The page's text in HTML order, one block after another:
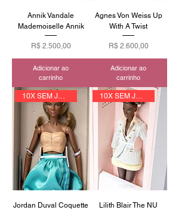
Annik Vandale
Mademoiselle Annik
Preço
R$ 2.500,00
Adicionar ao
carrinho
Agnes Von Weiss Up
With A Twist
Preço
R$ 2.600,00
Adicionar ao
carrinho
10X SEM JUROS
Jordan Duval Coquette
10X SEM JUROS
Lilith Blair The NU